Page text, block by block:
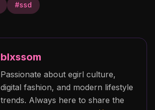
#ssd
blxssom
Passionate about egirl culture,
digital fashion, and modern lifestyle
trends. Always here to share the